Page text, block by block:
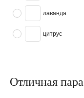
лаванда
цитрус
Отличная пара